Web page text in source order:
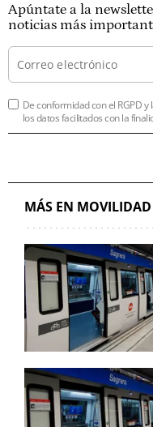
Apúntate a la
noticias más
De conformidad con el RGPD y
los datos facilitados con la
MÁS EN MOVILIDAD